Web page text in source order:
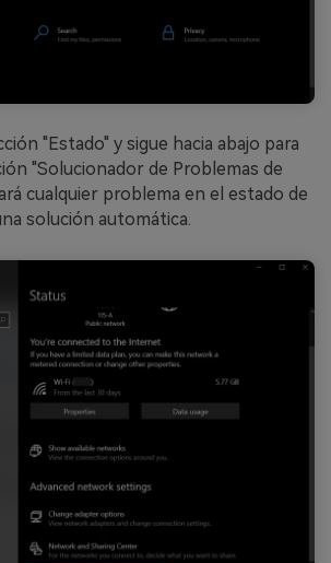
dañadas, mejora su nitidez y revive tus
"Estado" y sigue hacia abajo para
"Solucionador de Problemas de
cualquier problema en el estado de
solución automática.